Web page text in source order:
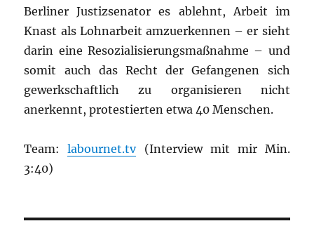
Berliner Justizsenator es ablehnt, Arbeit im
Knast als Lohnarbeit amzuerkennen – er sieht
darin eine Resozialisierungsmaßnahme – und
somit auch das Recht der Gefangenen sich
gewerkschaftlich zu organisieren nicht
anerkennt, protestierten etwa 40 Menschen.
Team:labournet.tv(Interview mit mir Min.
3:40)